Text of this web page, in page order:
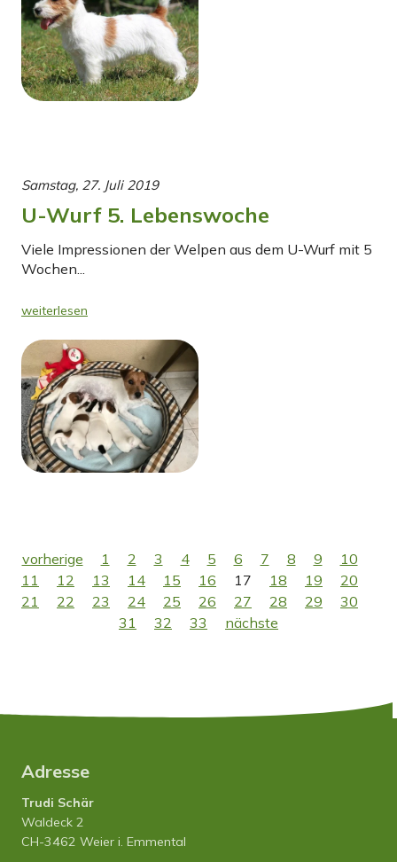
Samstag, 27. Juli 2019
U-Wurf 5. Lebenswoche
Viele Impressionen der Welpen aus dem U-Wurf mit 5
Wochen...
weiterlesen
vorherige 1 2 3 4 5 6 7 8 9
10
11
12 13 14 15 16 17 18 19
20
21
22 23 24 25 26 27 28 29
30
31
32 33 nächste
Adresse
Trudi Schär
Waldeck 2
CH-3462 Weier i. Emmental